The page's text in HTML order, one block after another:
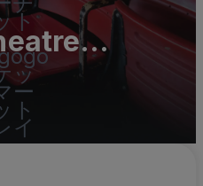
ト
ッ
ー
ト
イ
(InActive)